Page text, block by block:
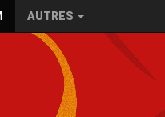
AUTRES